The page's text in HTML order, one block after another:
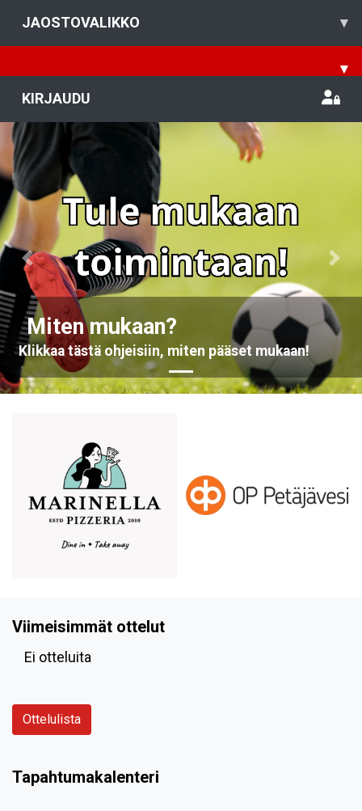
JAOSTOVALIKKO ▾
▾
KIRJAUDU
Miten mukaan?
Klikkaa tästä ohjeisiin, miten pääset mukaan!
Previous
Viimeisimmät ottelut
Ei otteluita
Ottelulista
Tapahtumakalenteri